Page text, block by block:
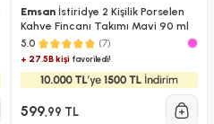
Emsanİstiridye 2 Kişilik Porselen
Kahve Fincanı Takımı Mavi 90 ml
5.0 (7)
+ 27.5B kişifavoriledi!
599,99 TL